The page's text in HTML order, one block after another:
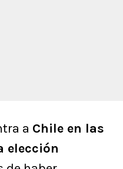
a Chile en las
elección